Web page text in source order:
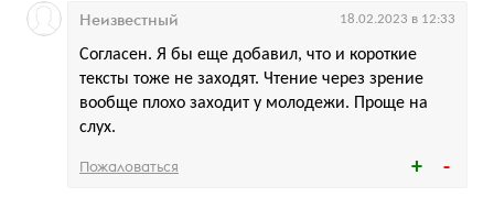
Согласен. Я бы еще добавил, что и короткие
тексты тоже не заходят. Чтение через зрение
вообще плохо заходит у молодежи. Проще на
слух.
Неизвестный 18.02.2023 в 12:33
Пожаловаться